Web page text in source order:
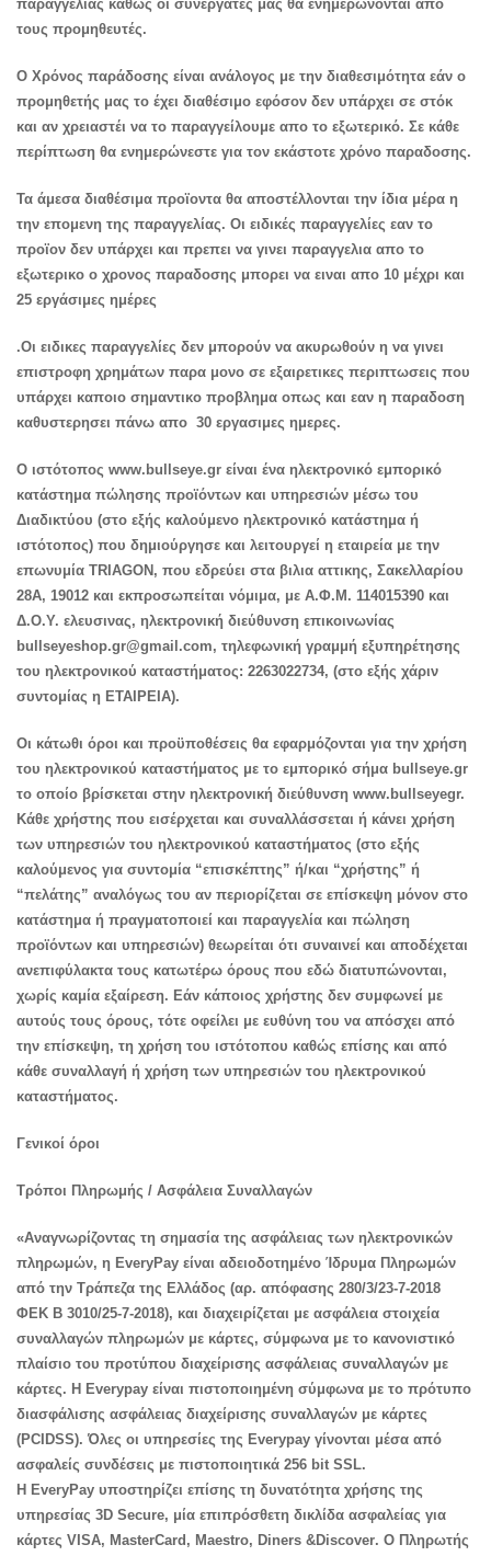
παραγγελίας καθώς οι συνεργάτες μας θα ενημερώνονται απο
τους προμηθευτές.
Ο Χρόνος παράδοσης είναι ανάλογος με την διαθεσιμότητα εάν ο
προμηθετής μας το έχει διαθέσιμο εφόσον δεν υπάρχει σε στόκ
και αν χρειαστέι να το παραγγείλουμε απο το εξωτερικό. Σε κάθε
περίπτωση θα ενημερώνεστε για τον εκάστοτε χρόνο παραδοσης.
Τα άμεσα διαθέσιμα προϊοντα θα αποστέλλονται την ίδια μέρα η
την επομενη της παραγγελίας. Οι ειδικές παραγγελίες εαν το
προϊον δεν υπάρχει και πρεπει να γινει παραγγελια απο το
εξωτερικο ο χρονος παραδοσης μπορει να ειναι απο 10 μέχρι και
25 εργάσιμες ημέρες
.Οι ειδικες παραγγελίες δεν μπορούν να ακυρωθούν η να γινει
επιστροφη χρημάτων παρα μονο σε εξαιρετικες περιπτωσεις που
υπάρχει καποιο σημαντικο προβλημα οπως και εαν η παραδοση
καθυστερησει πάνω απο 30 εργασιμες ημερες.
O ιστότοπος www.bullseye.gr είναι ένα ηλεκτρονικό εμπορικό
κατάστημα πώλησης προϊόντων και υπηρεσιών μέσω του
Διαδικτύου (στο εξής καλούμενο ηλεκτρονικό κατάστημα ή
ιστότοπος) που δημιούργησε και λειτουργεί η εταιρεία με την
επωνυμία TRIAGON, που εδρεύει στα βιλια αττικης, Σακελλαρίου
28Α, 19012 και εκπροσωπείται νόμιμα, με Α.Φ.Μ. 114015390 και
Δ.Ο.Υ. ελευσινας, ηλεκτρονική διεύθυνση επικοινωνίας
bullseyeshop.gr@gmail.com, τηλεφωνική γραμμή εξυπηρέτησης
του ηλεκτρονικού καταστήματος: 2263022734, (στο εξής χάριν
συντομίας η ΕΤΑΙΡΕΙΑ).
Οι κάτωθι όροι και προϋποθέσεις θα εφαρμόζονται για την χρήση
του ηλεκτρονικού καταστήματος με το εμπορικό σήμα bullseye.gr
το οποίο βρίσκεται στην ηλεκτρονική διεύθυνση www.bullseyegr.
Κάθε χρήστης που εισέρχεται και συναλλάσσεται ή κάνει χρήση
των υπηρεσιών του ηλεκτρονικού καταστήματος (στο εξής
καλούμενος για συντομία “επισκέπτης” ή/και “χρήστης” ή
“πελάτης” αναλόγως του αν περιορίζεται σε επίσκεψη μόνον στο
κατάστημα ή πραγματοποιεί και παραγγελία και πώληση
προϊόντων και υπηρεσιών) θεωρείται ότι συναινεί και αποδέχεται
ανεπιφύλακτα τους κατωτέρω όρους που εδώ διατυπώνονται,
χωρίς καμία εξαίρεση. Εάν κάποιος χρήστης δεν συμφωνεί με
αυτούς τους όρους, τότε οφείλει με ευθύνη του να απόσχει από
την επίσκεψη, τη χρήση του ιστότοπου καθώς επίσης και από
κάθε συναλλαγή ή χρήση των υπηρεσιών του ηλεκτρονικού
καταστήματος.
Γενικοί όροι
Τρόποι Πληρωμής / Ασφάλεια Συναλλαγών
«Αναγνωρίζοντας τη σημασία της ασφάλειας των ηλεκτρονικών
πληρωμών, η EveryPay είναι αδειοδοτημένο Ίδρυμα Πληρωμών
από την Τράπεζα της Ελλάδος (αρ. απόφασης 280/3/23-7-2018
ΦΕΚ Β 3010/25-7-2018), και διαχειρίζεται με ασφάλεια στοιχεία
συναλλαγών πληρωμών με κάρτες, σύμφωνα με το κανονιστικό
πλαίσιο του προτύπου διαχείρισης ασφάλειας συναλλαγών με
κάρτες. Η Everypay είναι πιστοποιημένη σύμφωνα με το πρότυπο
διασφάλισης ασφάλειας διαχείρισης συναλλαγών με κάρτες
(PCIDSS). Όλες οι υπηρεσίες της Everypay γίνονται μέσα από
ασφαλείς συνδέσεις με πιστοποιητικά 256 bit SSL.
Η EveryPay υποστηρίζει επίσης τη δυνατότητα χρήσης της
υπηρεσίας 3D Secure, μία επιπρόσθετη δικλίδα ασφαλείας για
κάρτες VISA, MasterCard , Maestro, Diners &Discover. Ο Πληρωτής